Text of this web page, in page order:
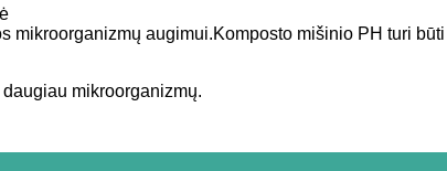
mikroorganizmų augimui.Komposto mišinio PH turi būti
mikroorganizmų.